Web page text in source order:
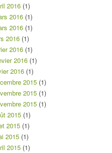
2016 (1)
2016 (1)
2016 (1)
2016 (1)
2016 (1)
2016 (1)
2016 (1)
2015 (1)
2015 (1)
2015 (1)
2015 (1)
2015 (1)
2015 (1)
2015 (1)